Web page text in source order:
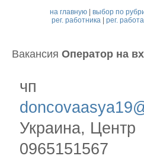
на главную |выбор по
рег. работника| рег.
ВакансияОператор на
чп
Украина, Центр
0965151567